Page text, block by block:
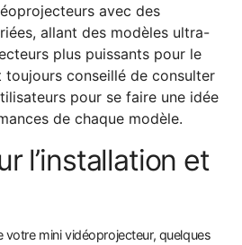
avec des
allant des modèles ultra-
plus puissants pour le
toujours conseillé de consulter
pour se faire une idée
de chaque modèle.
l’installation et
votre mini vidéoprojecteur, quelques